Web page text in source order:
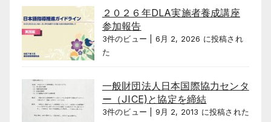
２０２６年DLA実施者養成講座
参加報告
3件のビュー
6月 2, 2026 に投稿され
た
一般財団法人日本国際協力センタ
ー（JICE)と協定を締結
3件のビュー 9月 2, 2013 に投稿された